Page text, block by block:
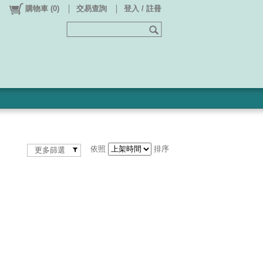
購物車 (0) 交易查詢 登入 / 註冊
更多篩選 依照 排序